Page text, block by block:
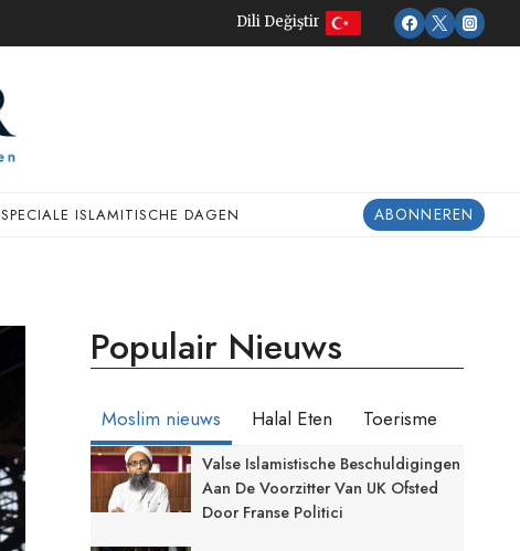
Dili Değiştir
SPECIALE ISLAMITISCHE DAGEN ABONNEREN
Populair Nieuws
Moslim nieuws Halal Eten Toerisme
Valse Islamistische Beschuldigingen
Aan De Voorzitter Van UK Ofsted
Door Franse Politici